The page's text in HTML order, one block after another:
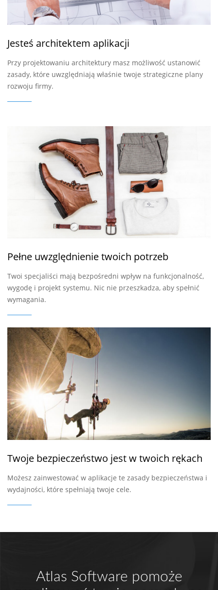
Jesteś architektem aplikacji
Przy projektowaniu architektury masz możliwość ustanowić
zasady, które uwzględniają właśnie twoje strategiczne plany
rozwoju firmy.
Pełne uwzględnienie twoich potrzeb
Twoi specjaliści mają bezpośredni wpływ na funkcjonalność,
wygodę i projekt systemu. Nic nie przeszkadza, aby spełnić
wymagania.
Twoje bezpieczeństwo jest w twoich rękach
Możesz zainwestować w aplikacje te zasady bezpieczeństwa i
wydajności, które spełniają twoje cele.
Atlas Software pomoże